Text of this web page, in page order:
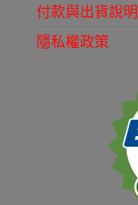
付款與出貨說明
隱私權政策